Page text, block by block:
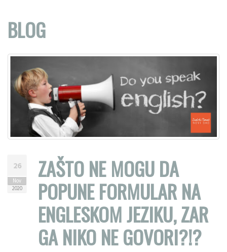
BLOG
26
Nov
2020
ZAŠTO NE MOGU DA
POPUNE FORMULAR NA
ENGLESKOM JEZIKU, ZAR
GA NIKO NE GOVORI?!?